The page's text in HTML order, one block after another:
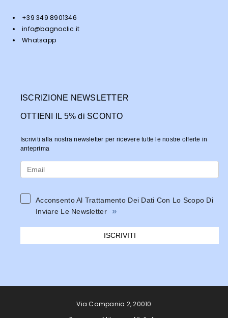
+39 349 8901346
info@bagnoclic.it
Whatsapp
ISCRIZIONE NEWSLETTER
OTTIENI IL 5% di SCONTO
Iscriviti alla nostra newsletter per ricevere tutte le nostre offerte in
anteprima
Acconsento Al Trattamento Dei Dati Con Lo Scopo Di
Inviare Le Newsletter
»
ISCRIVITI
Via Campania 2, 20010